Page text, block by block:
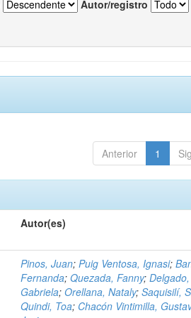
Autor/registro
Anterior 1
Autor(es)
Pinos, Juan;Puig Ventosa, Ignasi;
Fernanda;Quezada, Fanny;Delgado,
Gabriela;Orellana, Nataly;Saquisilí,
Quindi, Toa; Chacón Vintimilla,